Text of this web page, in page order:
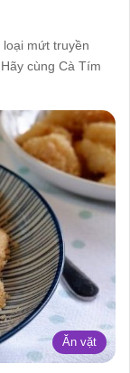
mứt truyền
cùng Cà Tím
Ăn vặt